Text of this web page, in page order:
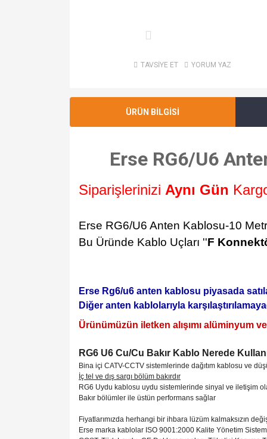
TAVSİYE ET YORUM YAZ
ÜRÜN BİLGİSİ
Erse RG6/U6
Siparişlerinizi Aynı Gün
Erse RG6/U6 Anten Kablosu-10
Bu Üründe Kablo Uçları ''F
Erse Rg6/u6 anten kablosu piyasada
Diğer anten kablolarıyla
Ürünümüzün iletken alışımı alüminyum
RG6 U6 Cu/Cu Bakır Kablo Nerede
Bina içi CATV-CCTV sistemlerinde dağıtım kablosu ve
İç tel ve dış sargı bölüm bakırdır
RG6 Uydu kablosu uydu sistemlerinde sinyal ve iletişim
Bakır bölümler ile üstün performans sağlar
Fiyatlarımızda herhangi bir ihbara lüzüm kalmaksızın
Erse marka kablolar ISO 9001:2000 Kalite Yönetim